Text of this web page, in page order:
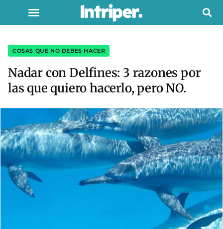
COSAS QUE NO DEBES HACER
Nadar con Delfines: 3 razones por
las que quiero hacerlo, pero NO.